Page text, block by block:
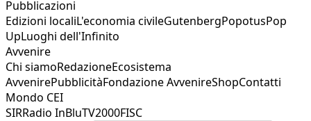
Pubblicazioni
Edizioni localiL'economia civileGutenbergPopotusPop
UpLuoghi dell'Infinito
Avvenire
Chi siamoRedazioneEcosistema
AvvenirePubblicitàFondazione AvvenireShopContatti
Mondo CEI
SIRRadio InBluTV2000FISC